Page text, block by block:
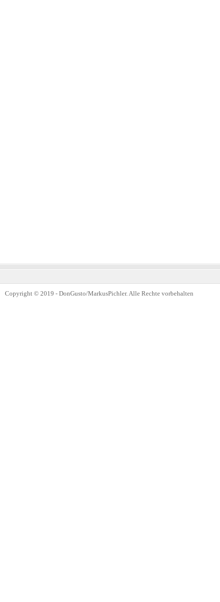
Copyright © 2019 - DonGusto/MarkusPichler. Alle Rechte vorbehalten